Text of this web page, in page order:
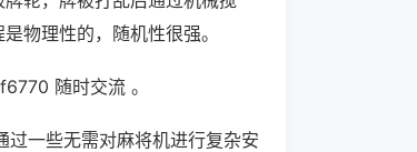
物理性的，随机性很强。
随时交流 。
一些无需对麻将机进行复杂安